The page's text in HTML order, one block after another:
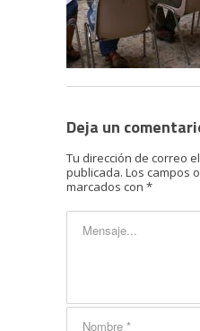
Deja un
Tu dirección de correo
publicada. Los campos
marcados con *